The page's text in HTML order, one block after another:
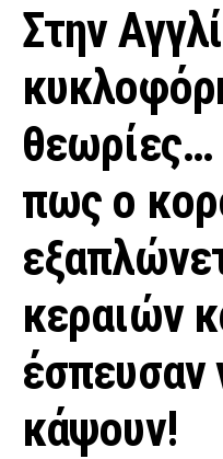
Στην
πως ο
κεραιών
έσπευσαν
κάψουν!